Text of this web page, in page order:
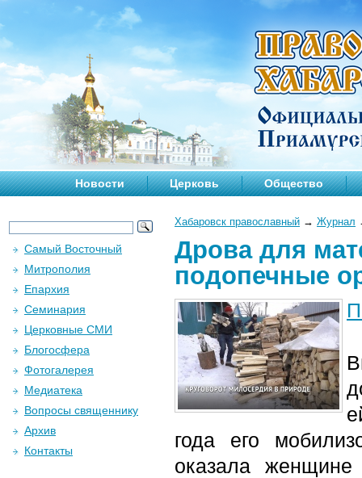
Новости Церковь Общество
Хабаровск православный → Журнал
Дрова для
подопечные
года его
оказала
Самый Восточный
Митрополия
Епархия
Семинария
Церковные СМИ
Блогосфера
Фотогалерея
Медиатека
Вопросы священнику
Архив
Контакты